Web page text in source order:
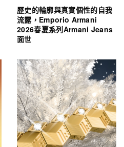
歷史的輪廓與真實個性的自我
流露，Emporio Armani
2026春夏系列Armani Jeans
面世